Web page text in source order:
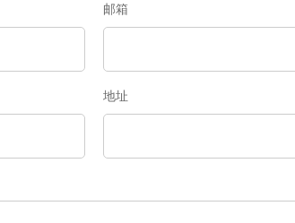
邮箱
地址